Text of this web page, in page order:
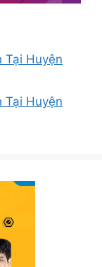
Tại Huyện
Tại Huyện